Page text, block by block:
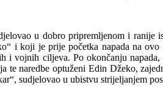
u dobro pripremljenom i ranije
koji je prije početka napada na ovo
vojnih ciljeva. Po okončanju
naredbe optuženi Edin Džeko,
sudjelovao u ubistvu strijeljanjem